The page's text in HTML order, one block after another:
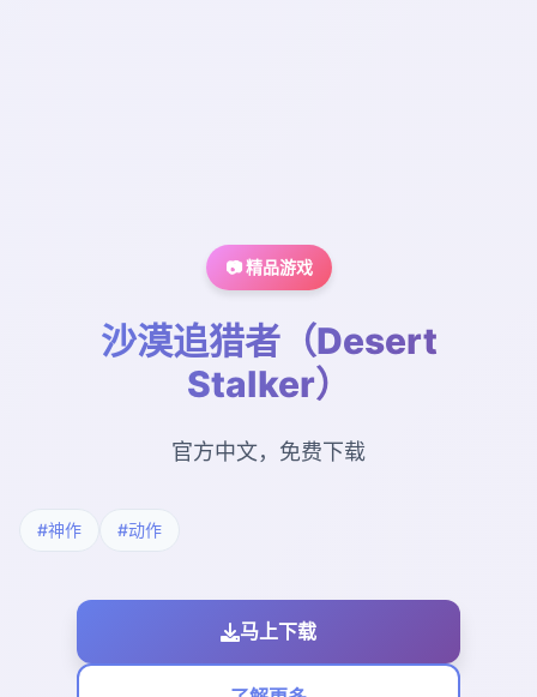
📷 精品游戏
沙漠追猎者（Desert
Stalker）
官方中文，免费下载
#神作 #动作
马上下载